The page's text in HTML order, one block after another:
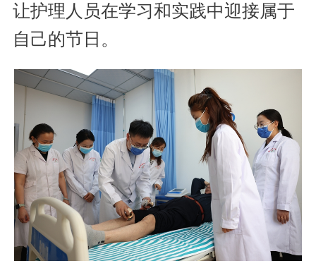
让护理人员在学习和实践中迎接属于
自己的节日。